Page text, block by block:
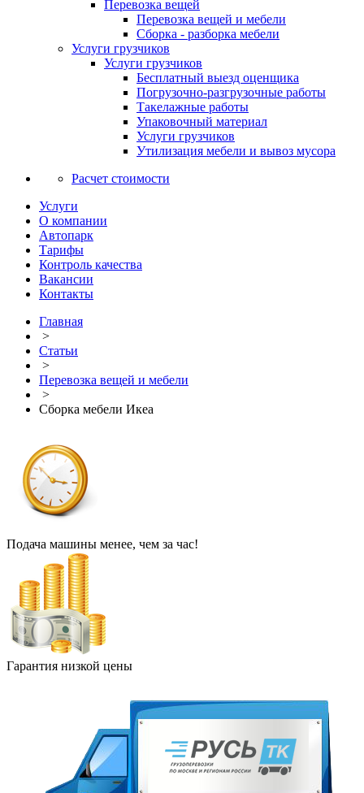
Перевозка вещей
Перевозка вещей и мебели
Сборка - разборка мебели
Услуги грузчиков
Услуги грузчиков
Бесплатный выезд оценщика
Погрузочно-разгрузочные работы
Такелажные работы
Упаковочный материал
Услуги грузчиков
Утилизация мебели и вывоз мусора
Расчет стоимости
Услуги
О компании
Автопарк
Тарифы
Контроль качества
Вакансии
Контакты
Главная
>
Статьи
>
Перевозка вещей и мебели
>
Сборка мебели Икеа
Подача машины менее, чем за час!
Гарантия низкой цены